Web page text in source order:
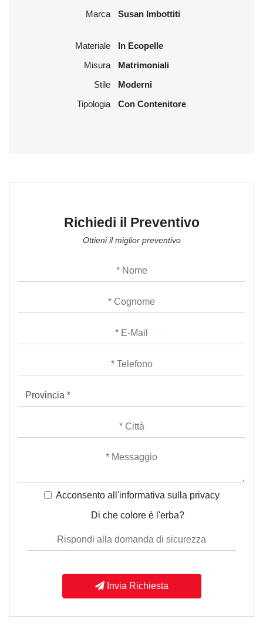
Richiedi il Preventivo
Ottieni il miglior preventivo
Acconsento all'informativa sulla privacy
Di che colore è l'erba?
Invia Richiesta
Marca Susan Imbottiti
Materiale In Ecopelle
Misura Matrimoniali
Stile Moderni
Tipologia Con Contenitore